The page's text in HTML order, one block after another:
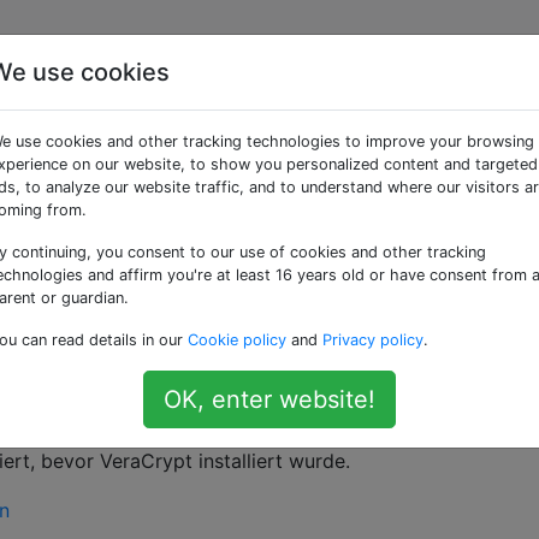
in Windows
Windows-Computer von einer externen Festplatte mit dem
ich die verschlüsselte Diskette in das MacBook
"Die eingelegte Diskette konnte von diesem
Wenn ich VeraCrypt für Mac öffne und versuche, die
"hdiutil: Anhängen fehlgeschlagen - keine
bevor VeraCrypt installiert wurde.
use cookies
use cookies and other tracking technologies to improve your browsing
on our website, to show you personalized content and targeted
to analyze our website traffic, and to understand where our visitors
from.
continuing, you consent to our use of cookies and other tracking
and affirm you're at least 16 years old or have consent from a
or guardian.
can read details in our Cookie policy and Privacy policy.
OK, enter website!